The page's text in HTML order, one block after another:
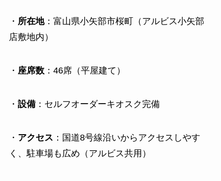
・ 所在地：富山県小矢部市桜町（アルビス小矢部
店敷地内）
・ 座席数：46席（平屋建て）
・ 設備：セルフオーダーキオスク完備
・ アクセス ：国道8号線沿いからアクセスしやす
く、駐車場も広め（アルビス共用）